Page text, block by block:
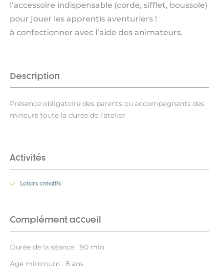
l’accessoire indispensable (corde, sifflet, boussole)
pour jouer les apprentis aventuriers !
à confectionner avec l’aide des animateurs.
Description
Présence obligatoire des parents ou accompagnants des
mineurs toute la durée de l'atelier.
Activités
Loisirs créatifs
Complément accueil
Durée de la séance : 90 min
Age minimum : 8 ans